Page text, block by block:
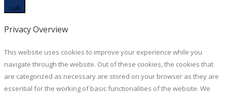
Luk
Privacy Overview
This website uses cookies to improve your experience while you
navigate through the website. Out of these cookies, the cookies that
are categorized as necessary are stored on your browser as they are
essential for the working of basic functionalities of the website. We